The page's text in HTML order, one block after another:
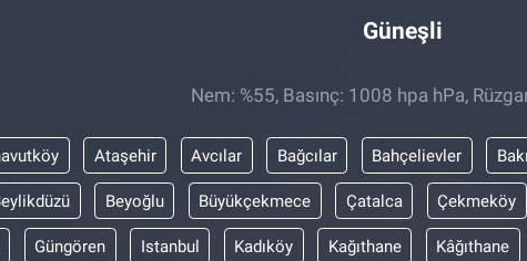
Güneşli
Nem: %55, Basınç: 1008 hpa hPa,
Ataşehir Avcılar Bağcılar Bahçelievler
Beyoğlu Büyükçekmece Çatalca Çekmeköy
Güngören Istanbul Kadıköy Kağıthane Kâğıthane